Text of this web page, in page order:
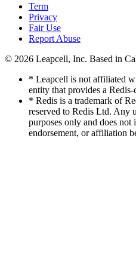
Term
Privacy
Fair Use
Report Abuse
© 2026 Leapcell, Inc. Based in
* Leapcell is not affiliated
entity that provides a
* Redis is a trademark of
reserved to Redis Ltd. Any
purposes only and does not
endorsement, or affiliation